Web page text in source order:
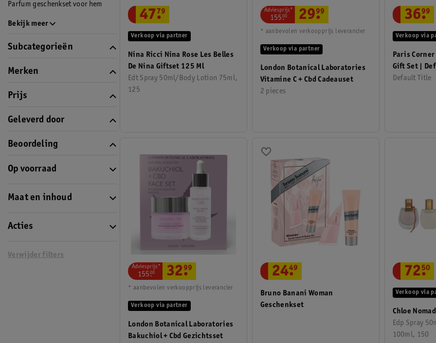
Parfum geschenkset voor hem
Bekijk meer
Subcategorieën
Merken
Prijs
Geleverd door
Beoordeling
Op voorraad
Maat en inhoud
Acties
Verwijder filters
Nina Ricci Nina Rose Les Belles
De Nina Giftset 125 Ml
Edt Spray 50ml/Body Lotion 75ml,
125
Verkoop via partner
47.
79
London Botanical Laboratories
Vitamine C + Cbd Cadeauset
2 pieces
Verkoop via partner
Adviesprijs*
155.
00 29.
99
* aanbevolen verkoopprijs leverancier
Paris
Gift
Default Title
Verkoop via
36.
99
London Botanical Laboratories
Bakuchiol + Cbd Gezichtsset
Verkoop via partner
Adviesprijs*
155.
00 32.
99
* aanbevolen verkoopprijs leverancier
Bruno Banani Woman
Geschenkset
24.
49
Chloe
Edp Spray
100ml, 150
Verkoop via
72.
50